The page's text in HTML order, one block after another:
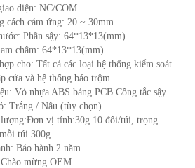
diện: NC/COM
cách cảm ứng: 20 ~ 30mm
Phần sậy: 64*13*13(mm)
châm: 64*13*13(mm)
cho: Tất cả các loại hệ thống kiểm soát
cửa và hệ thống báo trộm
Vỏ nhựa ABS bảng PCB Công tắc sậy
Trắng / Nâu (tùy chọn)
vị tính:30g 10 đôi/túi, trọng
túi 300g
Bảo hành 2 năm
mừng OEM